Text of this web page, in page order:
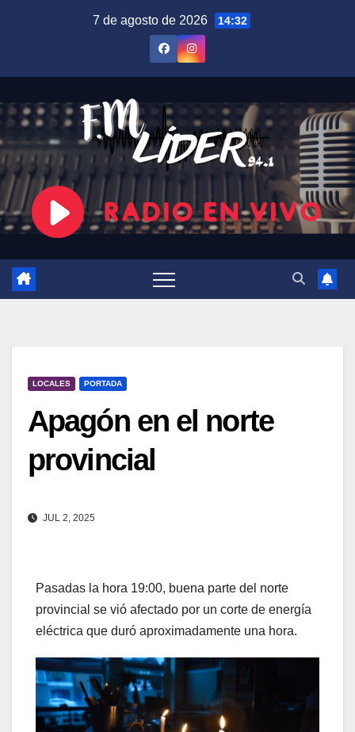
7 de agosto de 2026 14:32
LOCALES PORTADA
Apagón en el norte
provincial
JUL 2, 2025
Pasadas la hora 19:00, buena parte del norte
provincial se vió afectado por un corte de energía
eléctrica que duró aproximadamente una hora.